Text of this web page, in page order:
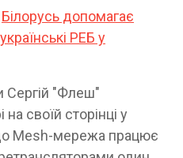
Білорусь допомагає
РЕБ у
Сергій "Флеш"
своїй сторінці у
Mesh-мережа працює